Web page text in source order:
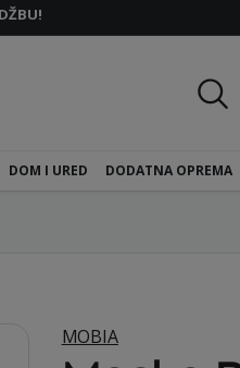
DOM I URED DODATNA OPREMA
MOBIA